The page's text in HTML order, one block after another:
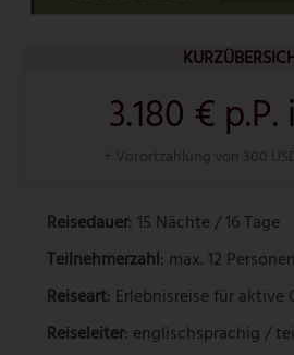
3.180 €
+ Vorortzahlung von 300
Reisedauer: 15 Nächte / 16 Tage
Teilnehmerzahl: max. 12 Personen
Reiseart: Erlebnisreise für aktive
Reiseleiter: englischsprachig /